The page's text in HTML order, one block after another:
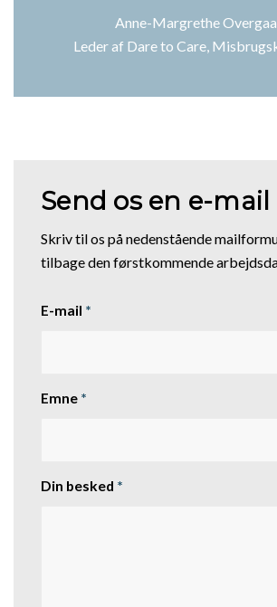
Anne-Margrethe
Leder af Dare to Care,
Send os en e-mail
Skriv til os på nedenstående
tilbage den førstkommende
E-mail *
Emne *
Din besked *